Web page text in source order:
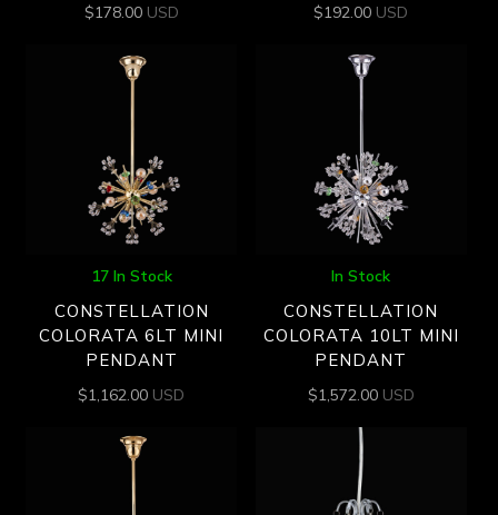
$178.00 USD $192.00 USD
17 In Stock
CONSTELLATION
COLORATA 6LT MINI
PENDANT
$1,162.00 USD
In Stock
CONSTELLATION
COLORATA 10LT MINI
PENDANT
$1,572.00 USD